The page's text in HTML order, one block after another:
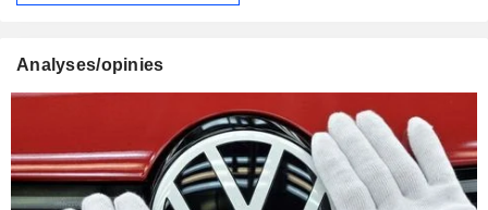
Analyses/opinies